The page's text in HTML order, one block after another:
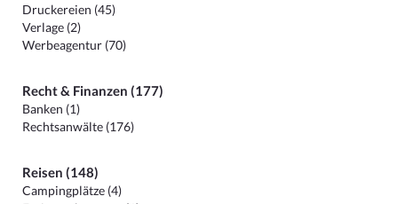
Druckereien (45)
Verlage (2)
Werbeagentur (70)
Recht & Finanzen (177)
Banken (1)
Rechtsanwälte (176)
Reisen (148)
Campingplätze (4)